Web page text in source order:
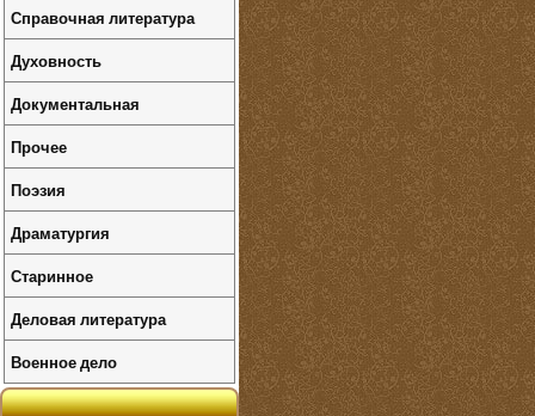
Справочная литература
Духовность
Документальная
Прочее
Поэзия
Драматургия
Старинное
Деловая литература
Военное дело